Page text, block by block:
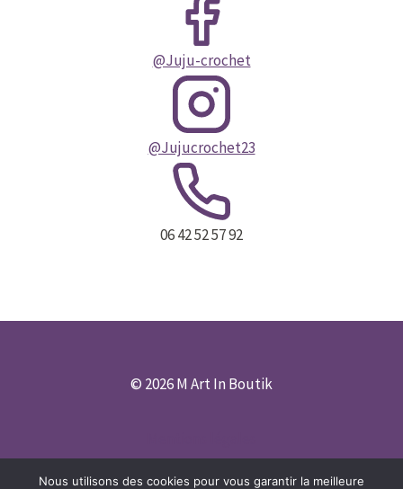
@Juju-crochet
@Jujucrochet23
06 42 52 57 92
© 2026 M Art In Boutik
Nous utilisons des cookies pour vous garantir la meilleure